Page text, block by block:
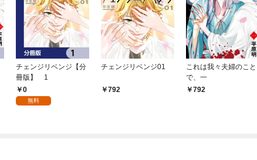
チェンジリベンジ【分
冊版】 1
0
無料
チェンジリベンジ01
792
これは我々夫婦のこと
で、一
792